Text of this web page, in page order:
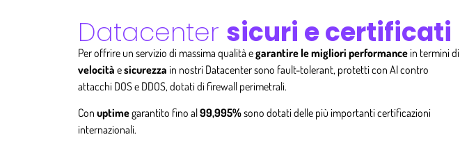
Datacenter sicuri e certificati
Per offrire un servizio di massima qualità egarantire le migliori performance in termini di
velocità esicurezza in nostri Datacenter sono fault-tolerant, protetti con AI contro
attacchi DOS e DDOS, dotati di firewall perimetrali.
Con uptimegarantito fino al99,995%sono dotati delle più importanti certificazioni
internazionali.